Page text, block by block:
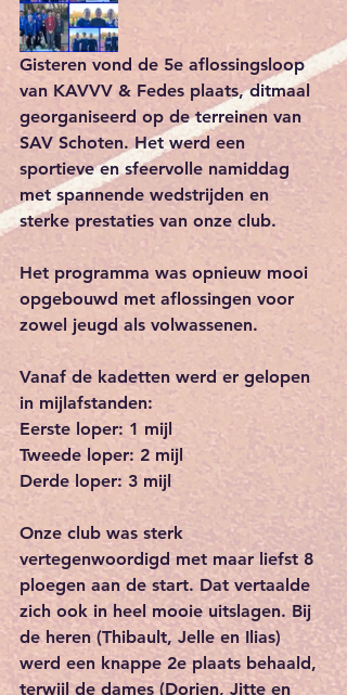
Gisteren vond de 5e aflossingsloop
van KAVVV & Fedes plaats, ditmaal
georganiseerd op de terreinen van
SAV Schoten. Het werd een
sportieve en sfeervolle namiddag
met spannende wedstrijden en
sterke prestaties van onze club.
Het programma was opnieuw mooi
opgebouwd met aflossingen voor
zowel jeugd als volwassenen.
Vanaf de kadetten werd er gelopen
in mijlafstanden:
Eerste loper: 1 mijl
Tweede loper: 2 mijl
Derde loper: 3 mijl
Onze club was sterk
vertegenwoordigd met maar liefst 8
ploegen aan de start. Dat vertaalde
zich ook in heel mooie uitslagen. Bij
de heren (Thibault, Jelle en Ilias)
werd een knappe 2e plaats behaald,
terwijl de dames (Dorien, Jitte en